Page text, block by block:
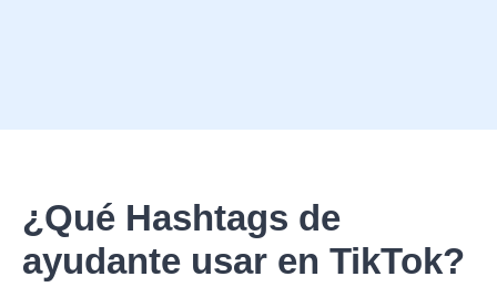
¿Qué Hashtags de
ayudante usar en TikTok?